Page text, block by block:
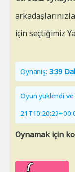
için seçtiğimiz
Oynanış: 3:39
Oyun yüklendi
Oynamak için